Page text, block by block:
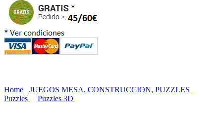
Home
JUEGOS MESA, CONSTRUCCION, PUZZLES
Puzzles
Puzzles 3D